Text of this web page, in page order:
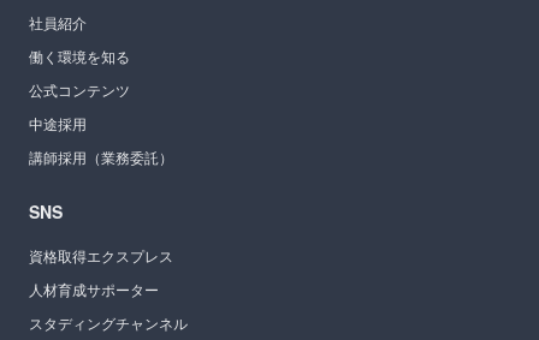
社員紹介
働く環境を知る
公式コンテンツ
中途採用
講師採用（業務委託）
SNS
資格取得エクスプレス
人材育成サポーター
スタディングチャンネル